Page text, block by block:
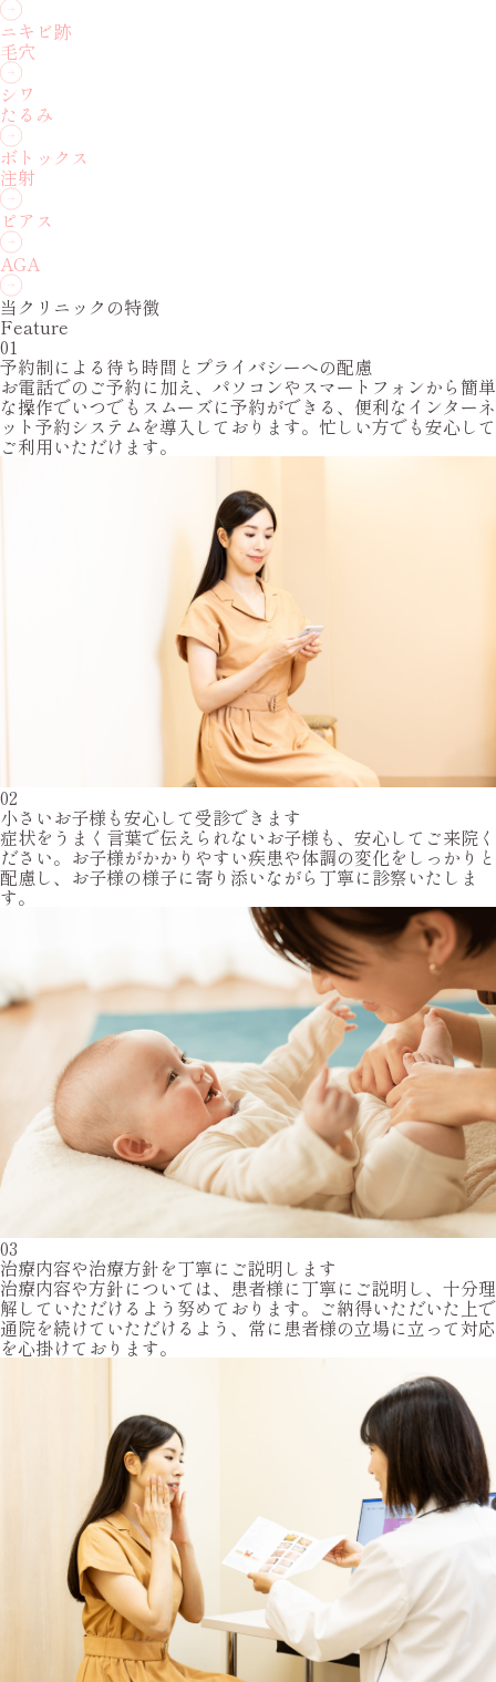
ニキビ跡
毛穴
シワ
たるみ
ボトックス
注射
ピアス
AGA
当クリニックの特徴
Feature
01
予約制による待ち時間とプライバシーへの配慮
お電話でのご予約に加え、パソコンやスマートフォンから簡単
な操作でいつでもスムーズに予約ができる、便利なインターネ
ット予約システムを導入しております。忙しい方でも安心して
ご利用いただけます。
02
小さいお子様も安心して受診できます
症状をうまく言葉で伝えられないお子様も、安心してご来院く
ださい。お子様がかかりやすい疾患や体調の変化をしっかりと
配慮し、お子様の様子に寄り添いながら丁寧に診察いたしま
す。
03
治療内容や治療方針を丁寧にご説明します
治療内容や方針については、患者様に丁寧にご説明し、十分理
解していただけるよう努めております。ご納得いただいた上で
通院を続けていただけるよう、常に患者様の立場に立って対応
を心掛けております。